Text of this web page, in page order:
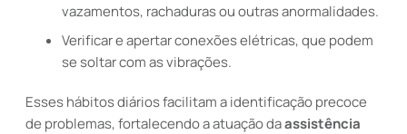
vazamentos, rachaduras ou outras anormalidades.
Verificar e apertar conexões elétricas, que podem
se soltar com as vibrações.
Esses hábitos diários facilitam a identificação precoce
de problemas, fortalecendo a atuação daassistência